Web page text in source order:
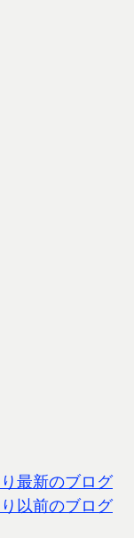
最新のブログ
以前のブログ